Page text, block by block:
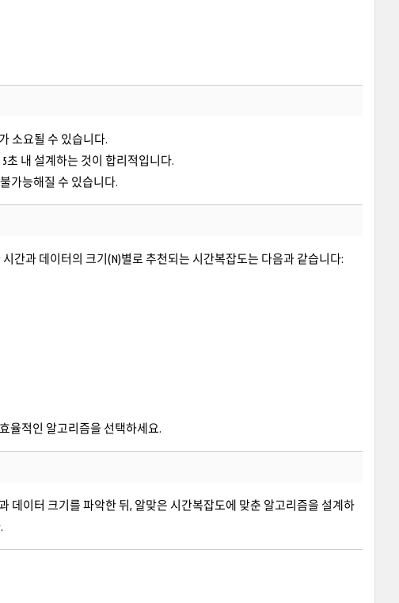
소요될 수 있습니다.
초 내 설계하는 것이 합리적입니다.
가능해질 수 있습니다.
간과 데이터의 크기(N)별로 추천되는 시간복잡도는 다음과 같습니다:
율적인 알고리즘을 선택하세요.
데이터 크기를 파악한 뒤, 알맞은 시간복잡도에 맞춘 알고리즘을 설계하